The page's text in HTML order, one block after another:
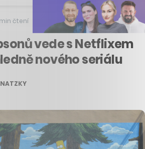
čtení
vede s Netflixem
nového seriálu